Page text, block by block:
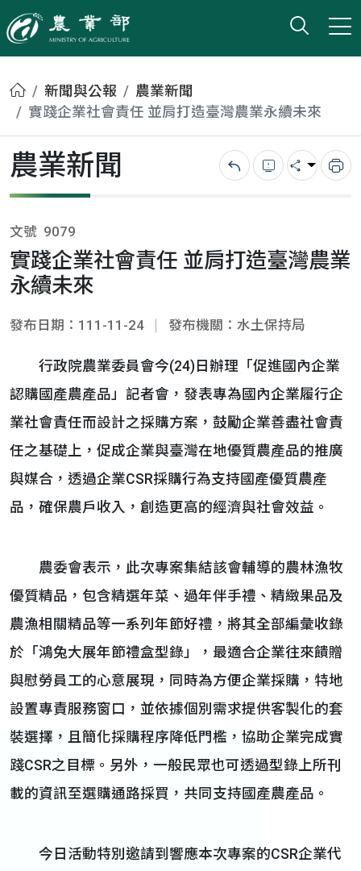
農業部
打開
小版
首頁新聞與公報
農業新聞
實踐企業社會責任 並肩打造臺灣農業永續未來
農業新聞 回上一頁錯誤回報
分享 列
文號 9079
實踐企業社會責任 並肩打造臺灣農業
永續未來
發布日期：111-11-24 發布機關：水土保持局
行政院農業委員會今(24)日辦理「促進國內企業
認購國產農產品」記者會，發表專為國內企業履行企
業社會責任而設計之採購方案，鼓勵企業善盡社會責
任之基礎上，促成企業與臺灣在地優質農產品的推廣
與媒合，透過企業CSR採購行為支持國產優質農產
品，確保農戶收入，創造更高的經濟與社會效益。
農委會表示，此次專案集結該會輔導的農林漁牧
優質精品，包含精選年菜、過年伴手禮、精緻果品及
農漁相關精品等一系列年節好禮，將其全部編彙收錄
於「鴻兔大展年節禮盒型錄」，最適合企業往來饋贈
與慰勞員工的心意展現，同時為方便企業採購，特地
設置專責服務窗口，並依據個別需求提供客製化的套
裝選擇，且簡化採購程序降低門檻，協助企業完成實
踐CSR之目標。另外，一般民眾也可透過型錄上所刊
載的資訊至選購通路採買，共同支持國產農產品。
今日活動特別邀請到響應本次專案的CSR企業代